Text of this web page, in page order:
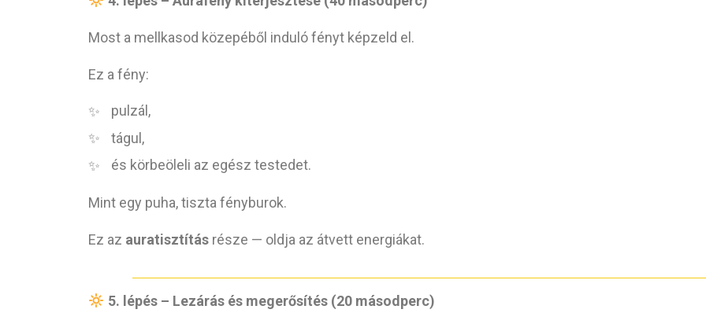
Most a mellkasod közepéből induló fényt képzeld el.
Ez a fény:
pulzál,
tágul,
és körbeöleli az egész testedet.
Mint egy puha, tiszta fényburok.
Ez az auratisztítás része — oldja az átvett energiákat.
5. lépés – Lezárás és megerősítés (20 másodperc)